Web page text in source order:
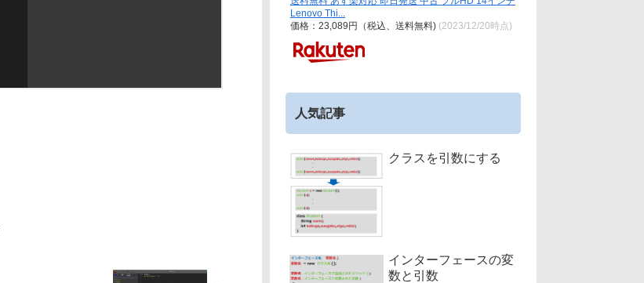
Lenovo Thi...
価格：23,089円（税込、送料無料) (2023/12/20時点)
人気記事
クラスを引数にする
インターフェースの変
数と引数